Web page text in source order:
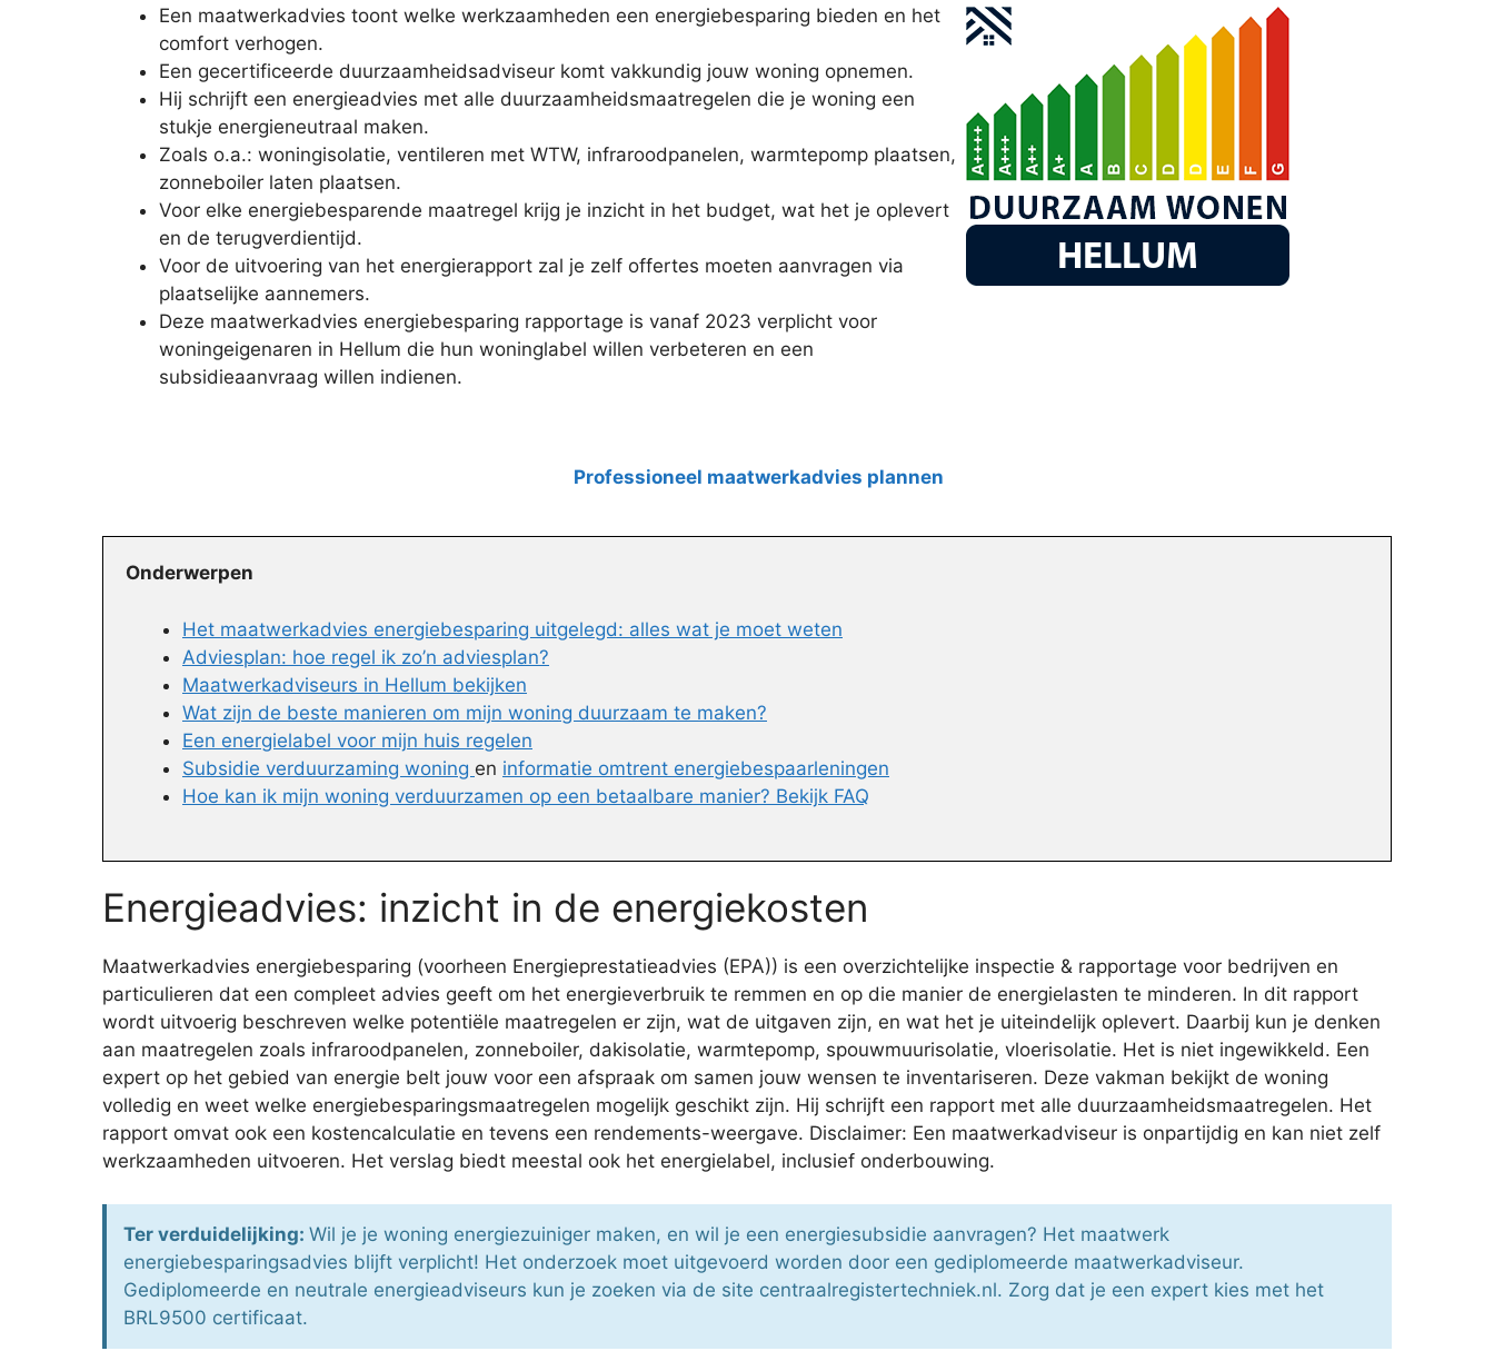
Een maatwerkadvies toont welke werkzaamheden een energiebesparing bieden en het
comfort verhogen.
Een gecertificeerde duurzaamheidsadviseur komt vakkundig jouw woning opnemen.
Hij schrijft een energieadvies met alle duurzaamheidsmaatregelen die je woning een
stukje energieneutraal maken.
Zoals o.a.: woningisolatie, ventileren met WTW, infraroodpanelen, warmtepomp plaatsen,
zonneboiler laten plaatsen.
Voor elke energiebesparende maatregel krijg je inzicht in het budget, wat het je oplevert
en de terugverdientijd.
Voor de uitvoering van het energierapport zal je zelf offertes moeten aanvragen via
plaatselijke aannemers.
Deze maatwerkadvies energiebesparing rapportage is vanaf 2023 verplicht voor
woningeigenaren in Hellum die hun woninglabel willen verbeteren en een
subsidieaanvraag willen indienen.
Professioneel maatwerkadvies plannen
Onderwerpen
Het maatwerkadvies energiebesparing uitgelegd: alles wat je moet weten
Adviesplan: hoe regel ik zo’n adviesplan?
Maatwerkadviseurs in Hellum bekijken
Wat zijn de beste manieren om mijn woning duurzaam te maken?
Een energielabel voor mijn huis regelen
Subsidie verduurzaming woning en informatie omtrent energiebespaarleningen
Hoe kan ik mijn woning verduurzamen op een betaalbare manier? Bekijk FAQ
Energieadvies: inzicht in de energiekosten
Maatwerkadvies energiebesparing (voorheen Energieprestatieadvies (EPA)) is een overzichtelijke inspectie & rapportage voor bedrijven en
particulieren dat een compleet advies geeft om het energieverbruik te remmen en op die manier de energielasten te minderen. In dit rapport
wordt uitvoerig beschreven welke potentiële maatregelen er zijn, wat de uitgaven zijn, en wat het je uiteindelijk oplevert. Daarbij kun je denken
aan maatregelen zoals infraroodpanelen, zonneboiler, dakisolatie, warmtepomp, spouwmuurisolatie, vloerisolatie. Het is niet ingewikkeld. Een
expert op het gebied van energie belt jouw voor een afspraak om samen jouw wensen te inventariseren. Deze vakman bekijkt de woning
volledig en weet welke energiebesparingsmaatregelen mogelijk geschikt zijn. Hij schrijft een rapport met alle duurzaamheidsmaatregelen. Het
rapport omvat ook een kostencalculatie en tevens een rendements-weergave. Disclaimer: Een maatwerkadviseur is onpartijdig en kan niet zelf
werkzaamheden uitvoeren. Het verslag biedt meestal ook het energielabel, inclusief onderbouwing.
Ter verduidelijking: Wil je je woning energiezuiniger maken, en wil je een energiesubsidie aanvragen? Het maatwerk
energiebesparingsadvies blijft verplicht! Het onderzoek moet uitgevoerd worden door een gediplomeerde maatwerkadviseur.
Gediplomeerde en neutrale energieadviseurs kun je zoeken via de site centraalregistertechniek.nl. Zorg dat je een expert kies met het
BRL9500 certificaat.